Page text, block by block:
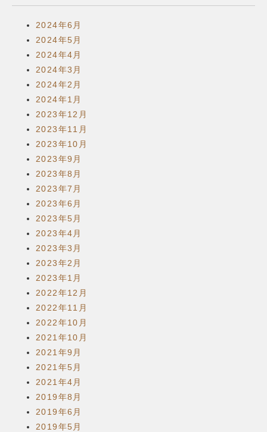
2024年6月
2024年5月
2024年4月
2024年3月
2024年2月
2024年1月
2023年12月
2023年11月
2023年10月
2023年9月
2023年8月
2023年7月
2023年6月
2023年5月
2023年4月
2023年3月
2023年2月
2023年1月
2022年12月
2022年11月
2022年10月
2021年10月
2021年9月
2021年5月
2021年4月
2019年8月
2019年6月
2019年5月